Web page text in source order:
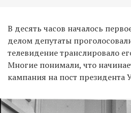
В десять часов началось
делом депутаты
телевидение транслировало
Многие понимали, что
кампания на пост президента